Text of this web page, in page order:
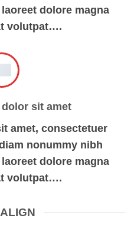
dolore magna
volutpat….
sit amet
amet, consectetuer
nonummy nibh
dolore magna
volutpat….